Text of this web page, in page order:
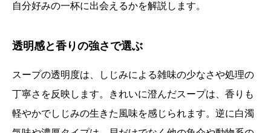
自分好みの一杯に出会えるかを解説します。
透明感と香りの強さで選ぶ
スープの透明度は、しじみによる雑味の少なさや処理の
丁寧さを反映します。きれいに澄んだスープは、香りも
軽やかでしじみの生きた風味を感じられます。逆に白濁